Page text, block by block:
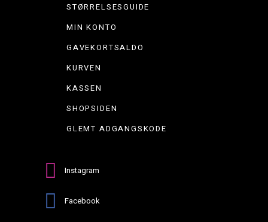
STØRRELSESGUIDE
MIN KONTO
GAVEKORTSALDO
KURVEN
KASSEN
SHOPSIDEN
GLEMT ADGANGSKODE
Instagram
Facebook